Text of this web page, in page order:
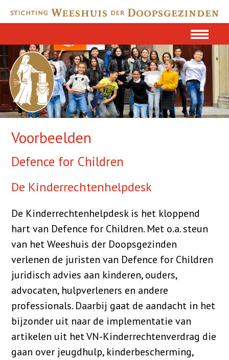
Voorbeelden
Defence for Children
De Kinderrechtenhelpdesk
De Kinderrechtenhelpdesk is het kloppend
hart van Defence for Children. Met o.a. steun
van het Weeshuis der Doopsgezinden
verlenen de juristen van Defence for Children
juridisch advies aan kinderen, ouders,
advocaten, hulpverleners en andere
professionals. Daarbij gaat de aandacht in het
bijzonder uit naar de implementatie van
artikelen uit het VN-Kinderrechtenverdrag die
gaan over jeugdhulp, kinderbescherming,